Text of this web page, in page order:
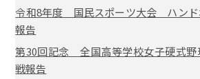
令和8年度 国民スポーツ大会 ハン
報告
第30回記念 全国高等学校女子硬式
戦報告